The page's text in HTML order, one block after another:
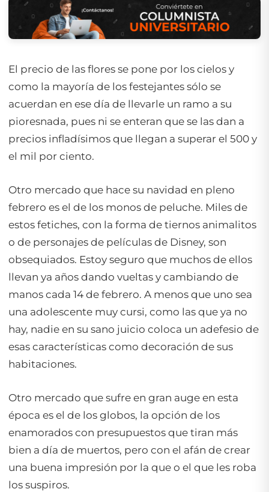
El precio de las flores se pone por los cielos y
como la mayoría de los festejantes sólo se
acuerdan en ese día de llevarle un ramo a su
pioresnada, pues ni se enteran que se las dan a
precios infladísimos que llegan a superar el 500 y
el mil por ciento.
Otro mercado que hace su navidad en pleno
febrero es el de los monos de peluche. Miles de
estos fetiches, con la forma de tiernos animalitos
o de personajes de películas de Disney, son
obsequiados. Estoy seguro que muchos de ellos
llevan ya años dando vueltas y cambiando de
manos cada 14 de febrero. A menos que uno sea
una adolescente muy cursi, como las que ya no
hay, nadie en su sano juicio coloca un adefesio de
esas características como decoración de sus
habitaciones.
Otro mercado que sufre en gran auge en esta
época es el de los globos, la opción de los
enamorados con presupuestos que tiran más
bien a día de muertos, pero con el afán de crear
una buena impresión por la que o el que les roba
los suspiros.